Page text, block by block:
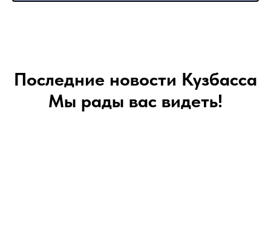
Последние новости Кузбасса
Мы рады вас видеть!